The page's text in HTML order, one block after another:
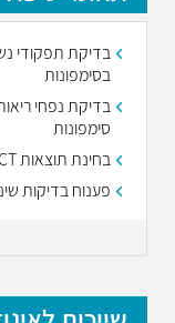
בדיקת תפקודי
בסימפונות
בדיקת נפחי
סימפונות
בחינת תוצאות CT ריאות
פענוח בדיקות